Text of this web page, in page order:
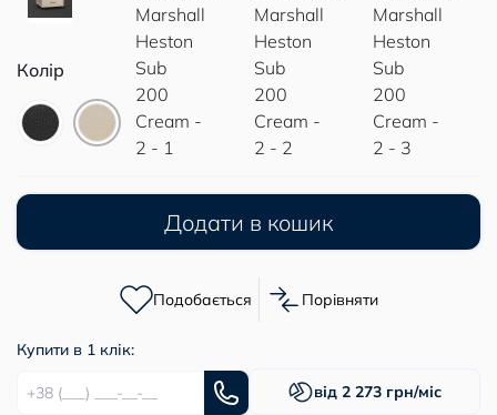
Колір
Додати в кошик
Подобається Порівняти
Купити в 1 клік:
від 2 273 грн/міс